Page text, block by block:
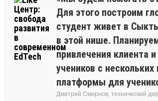
Для этого построим
студент живет в
в этой нише.
привлечения клиента
учеников с
платформы для
Дмитрий Смирнов, технический